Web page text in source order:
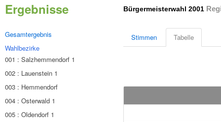
Ergebnisse
Gesamtergebnis
Wahlbezirke
001 : Salzhemmendorf 1
002 : Lauenstein 1
003 : Hemmendorf
004 : Osterwald 1
005 : Oldendorf 1
Bürgermeisterwahl 2001
Stimmen Tabelle